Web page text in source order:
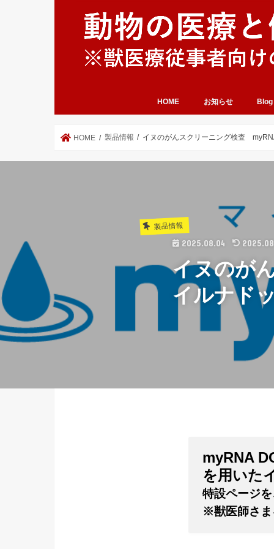
HOME お知らせ Blog
HOME 製品情報 イヌのがんスクリーニング検査
製品情報
2025.08.04
イヌのが
イルナド
myRNA
を用いた
特設ページ
※獣医師さま